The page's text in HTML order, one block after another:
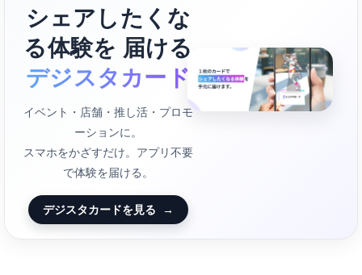
シェアしたくな
る体験を 届ける
デジスタカード
イベント・店舗・推し活・プロモ
ーションに。
スマホをかざすだけ。アプリ不要
で体験を届ける。
デジスタカードを見る →